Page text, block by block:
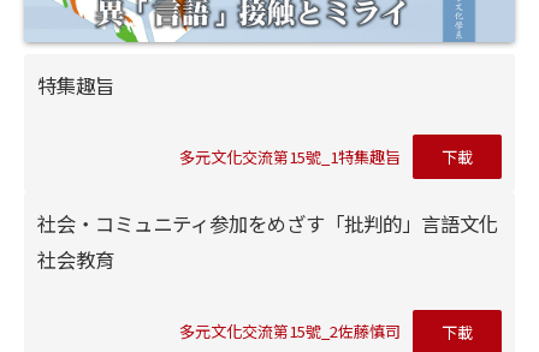
特集趣旨
多元文化交流第15號_1特集趣旨 下載
社会・コミュニティ参加をめざす「批判的」言語文化
社会教育
多元文化交流第15號_2佐藤慎司 下載